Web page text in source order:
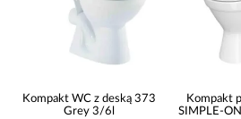
Kompakt WC z deską 373
Grey 3/6l
Kompakt